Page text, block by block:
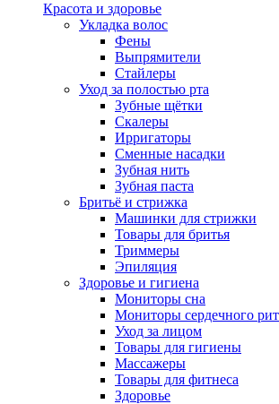
Красота и здоровье
Укладка волос
Фены
Выпрямители
Стайлеры
Уход за полостью рта
Зубные щётки
Скалеры
Ирригаторы
Сменные насадки
Зубная нить
Зубная паста
Бритьё и стрижка
Машинки для стрижки
Товары для бритья
Триммеры
Эпиляция
Здоровье и гигиена
Мониторы сна
Мониторы сердечного
Уход за лицом
Товары для гигиены
Массажеры
Товары для фитнеса
Здоровье